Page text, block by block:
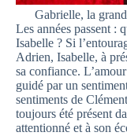
Gabrielle, la
Les années passent :
Isabelle ? Si
Adrien, Isabelle, à
sa confiance.
guidé par un
sentiments de
toujours été présent
attentionné et à son